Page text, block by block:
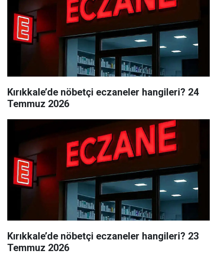
Kırıkkale’de nöbetçi eczaneler hangileri? 24
Temmuz 2026
Kırıkkale’de nöbetçi eczaneler hangileri? 23
Temmuz 2026